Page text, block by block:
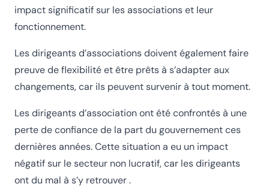
impact significatif sur les associations et leur
fonctionnement.
Les dirigeants d’associations doivent également faire
preuve de flexibilité et être prêts à s’adapter aux
changements, car ils peuvent survenir à tout moment.
Les dirigeants d’association ont été confrontés à une
perte de confiance de la part du gouvernement ces
dernières années. Cette situation a eu un impact
négatif sur le secteur non lucratif, car les dirigeants
ont du mal à s’y retrouver .